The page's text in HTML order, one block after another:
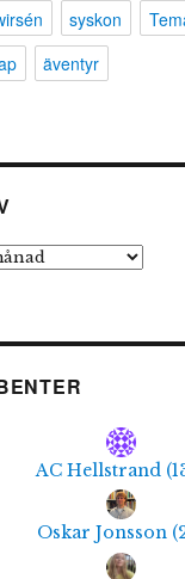
syskon
äventyr
AC Hellstrand (
Oskar Jonsson (